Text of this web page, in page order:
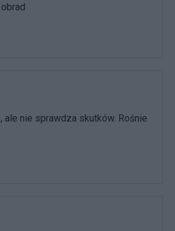
ale nie sprawdza skutków. Rośnie